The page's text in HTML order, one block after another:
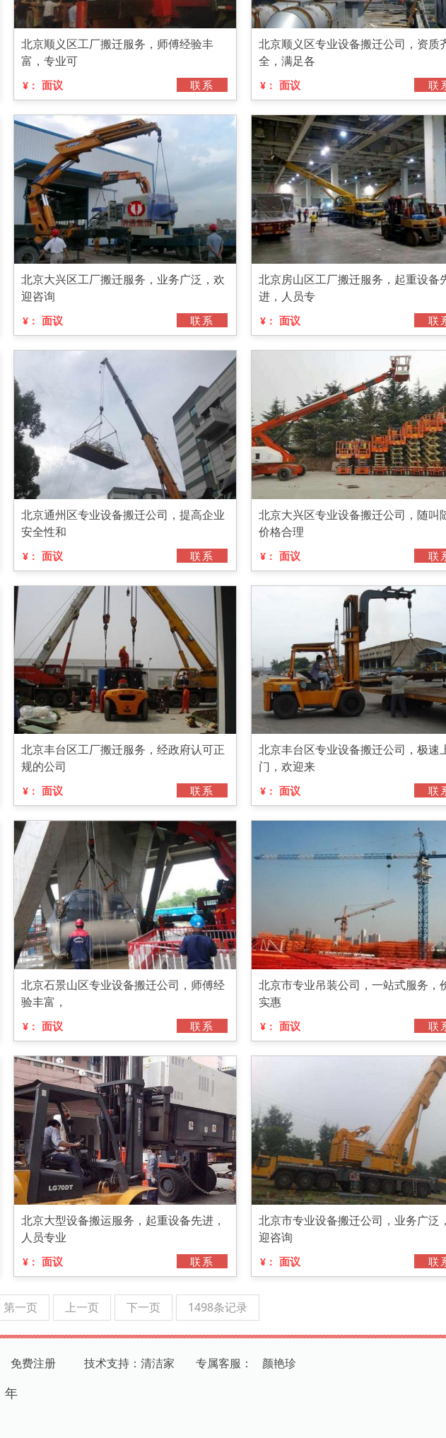
北京顺义区工厂搬迁服务，师傅经验丰
富，专业可
¥： 面议 联系
北京顺义区专业设备搬迁公司，资质
全，满足各
¥： 面议 联
北京大兴区工厂搬迁服务，业务广泛，欢
迎咨询
¥： 面议 联系
北京房山区工厂搬迁服务，起重设备
进，人员专
¥： 面议 联
北京通州区专业设备搬迁公司，提高企业
安全性和
¥： 面议 联系
北京大兴区专业设备搬迁公司，随叫
价格合理
¥： 面议 联
北京丰台区工厂搬迁服务，经政府认可正
规的公司
¥： 面议 联系
北京丰台区专业设备搬迁公司，极速
门，欢迎来
¥： 面议 联
北京石景山区专业设备搬迁公司，师傅经
验丰富，
¥： 面议 联系
北京市专业吊装公司，一站式服务，
实惠
¥： 面议 联
北京大型设备搬运服务，起重设备先进，
人员专业
¥： 面议 联系
北京市专业设备搬迁公司，业务广泛
迎咨询
¥： 面议 联
第一页 上一页 下一页 1498条记录
免费注册 技术支持：清洁家 专属客服 ： 颜艳珍
年